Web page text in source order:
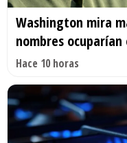
Washington mira
nombres
Hace 10 horas